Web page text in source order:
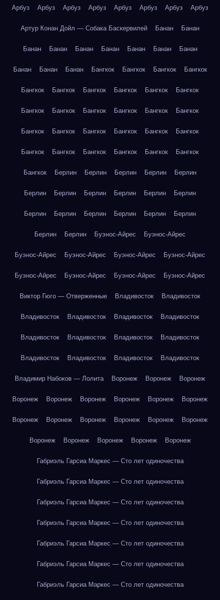
Арбуз Арбуз Арбуз Арбуз Арбуз Арбуз Арбуз Арбуз
Артур Конан Дойл — Собака Баскервилей Банан Банан
Банан Банан Банан Банан Банан Банан Банан
Банан Банан Банан Бангкок Бангкок Бангкок Бангкок
Бангкок Бангкок Бангкок Бангкок Бангкок Бангкок
Бангкок Бангкок Бангкок Бангкок Бангкок Бангкок
Бангкок Бангкок Бангкок Бангкок Бангкок Бангкок
Бангкок Бангкок Бангкок Бангкок Бангкок Бангкок
Бангкок Берлин Берлин Берлин Берлин Берлин
Берлин Берлин Берлин Берлин Берлин Берлин
Берлин Берлин Берлин Берлин Берлин Берлин
Берлин Берлин Буэнос-Айрес Буэнос-Айрес
Буэнос-Айрес Буэнос-Айрес Буэнос-Айрес Буэнос-Айрес
Буэнос-Айрес Буэнос-Айрес Буэнос-Айрес Буэнос-Айрес
Виктор Гюго — Отверженные Владивосток Владивосток
Владивосток Владивосток Владивосток Владивосток
Владивосток Владивосток Владивосток Владивосток
Владивосток Владивосток Владивосток Владивосток
Владимир Набоков — Лолита Воронеж Воронеж Воронеж
Воронеж Воронеж Воронеж Воронеж Воронеж Воронеж
Воронеж Воронеж Воронеж Воронеж Воронеж Воронеж
Воронеж Воронеж Воронеж Воронеж Воронеж
Габриэль Гарсиа Маркес — Сто лет одиночества
Габриэль Гарсиа Маркес — Сто лет одиночества
Габриэль Гарсиа Маркес — Сто лет одиночества
Габриэль Гарсиа Маркес — Сто лет одиночества
Габриэль Гарсиа Маркес — Сто лет одиночества
Габриэль Гарсиа Маркес — Сто лет одиночества
Габриэль Гарсиа Маркес — Сто лет одиночества